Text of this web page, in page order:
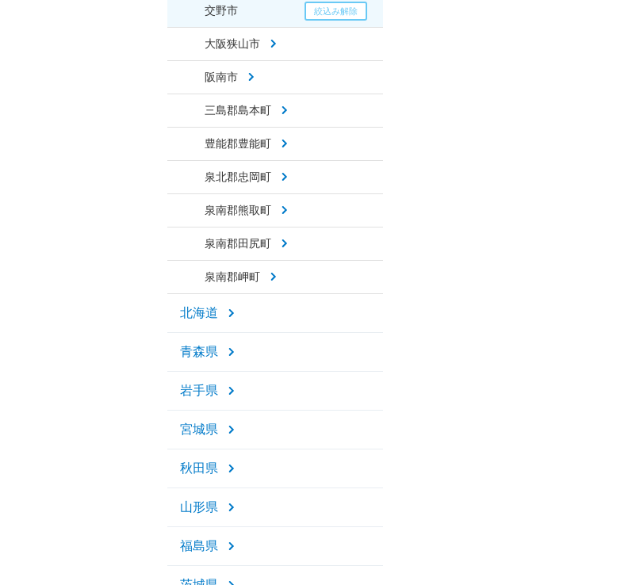
交野市
大阪狭山市
阪南市
三島郡島本町
豊能郡豊能町
泉北郡忠岡町
泉南郡熊取町
泉南郡田尻町
泉南郡岬町
北海道
青森県
岩手県
宮城県
秋田県
山形県
福島県